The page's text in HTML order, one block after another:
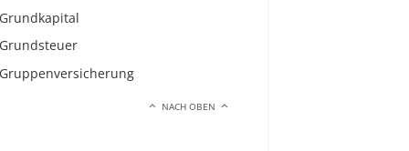
Grundkapital
Grundsteuer
Gruppenversicherung
NACH OBEN